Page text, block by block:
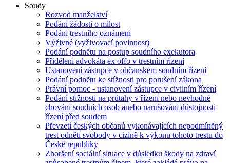
Soudy
Rozvod manželství
Podání žádosti o milost
Podání trestního oznámení
Výživné (vyživovací povinnost)
Podání podnětu na postup soudního exekutora
Přidělení advokáta ex offo v trestním řízení
Ustanovení zástupce v občanském soudním řízení
Podání podnětu ke stížnosti pro porušení zákona
Právní pomoc - ustanovení zástupce v civilním řízení
Podání stížnosti na průtahy v řízení nebo nevhodné
chování soudních osob anebo narušování důstojnosti
řízení před soudem
Převzetí českých občanů vykonávajících nepodmíněný
trest odnětí svobody v cizině k výkonu tohoto trestu do
České republiky
Zhoršení sociální situace v důsledku škody na zdraví